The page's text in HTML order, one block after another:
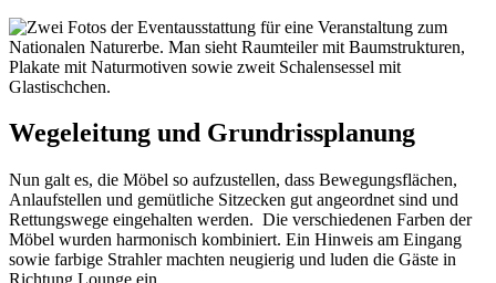
Wegeleitung und Grundrissplanung
Nun galt es, die Möbel so aufzustellen, dass Bewegungsflächen,
Anlaufstellen und gemütliche Sitzecken gut angeordnet sind und
Rettungswege eingehalten werden. Die verschiedenen Farben der
Möbel wurden harmonisch kombiniert. Ein Hinweis am Eingang
sowie farbige Strahler machten neugierig und luden die Gäste in